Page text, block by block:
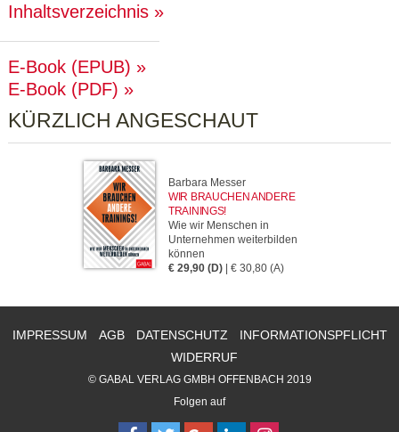
Inhaltsverzeichnis
E-Book (EPUB)
E-Book (PDF)
KÜRZLICH ANGESCHAUT
Barbara Messer
WIR BRAUCHEN ANDERE
TRAININGS!
Wie wir Menschen in
Unternehmen weiterbilden
können
€ 29,90 (D) | € 30,80 (A)
IMPRESSUM AGB DATENSCHUTZ
INFORMATIONSPFLICHT
WIDERRUF
© GABAL VERLAG GMBH OFFENBACH 2019
Folgen auf